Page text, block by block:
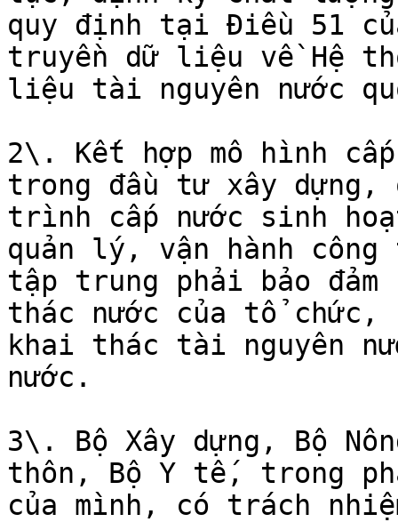
quy định tại Điều 51
truyền dữ liệu về Hệ
liệu tài nguyên nước
2\. Kết hợp mô hình
trong đầu tư xây dựng,
trình cấp nước sinh
quản lý, vận hành
tập trung phải bảo
thác nước của tổ chức,
khai thác tài nguyên
nước.
3\. Bộ Xây dựng, Bộ
thôn, Bộ Y tế, trong
của mình, có trách